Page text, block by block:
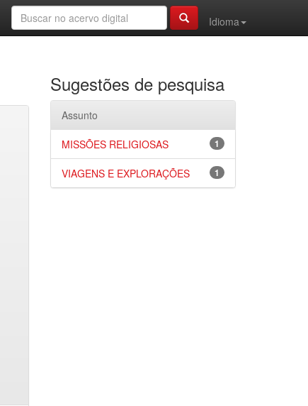
Idioma
Sugestões de pesquisa
Assunto
1
MISSÕES RELIGIOSAS
1
VIAGENS E EXPLORAÇÕES